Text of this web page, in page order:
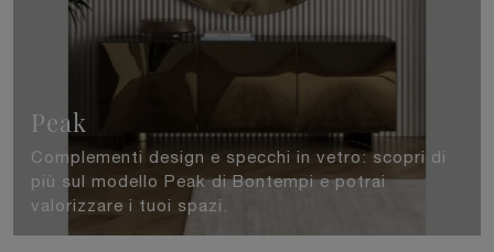
Peak
Complementi design e specchi in vetro: scopri di
più sul modello Peak di Bontempi e potrai
valorizzare i tuoi spazi.